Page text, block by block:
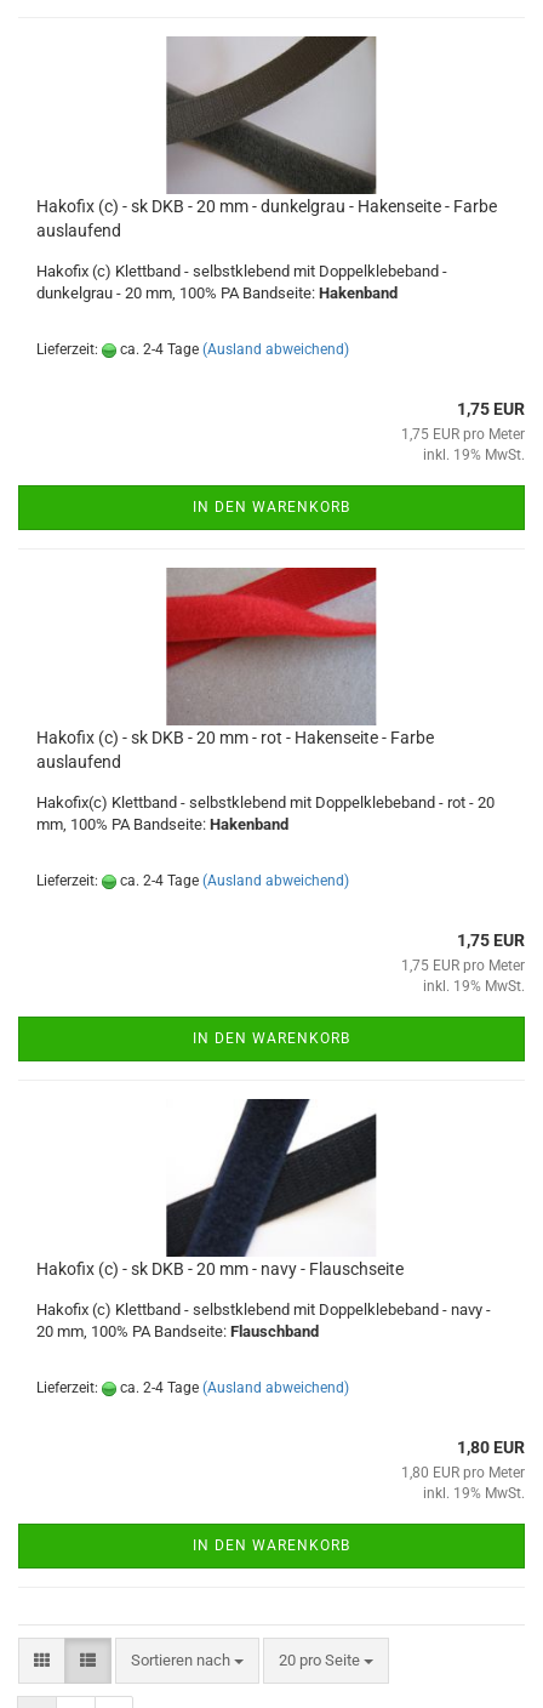
Hakofix (c) - sk DKB - 20 mm - dunkelgrau - Hakenseite - Farbe
auslaufend
Hakofix (c) Klettband - selbstklebend mit Doppelklebeband -
dunkelgrau - 20 mm, 100% PA Bandseite: Hakenband
Lieferzeit: ca. 2-4 Tage (Ausland abweichend)
1,75 EUR
1,75 EUR pro Meter
inkl. 19% MwSt.
IN DEN WARENKORB
Hakofix (c) - sk DKB - 20 mm - rot - Hakenseite - Farbe
auslaufend
Hakofix(c) Klettband - selbstklebend mit Doppelklebeband - rot - 20
mm, 100% PA Bandseite: Hakenband
Lieferzeit: ca. 2-4 Tage (Ausland abweichend)
1,75 EUR
1,75 EUR pro Meter
inkl. 19% MwSt.
IN DEN WARENKORB
Hakofix (c) - sk DKB - 20 mm - navy - Flauschseite
Hakofix (c) Klettband - selbstklebend mit Doppelklebeband - navy -
20 mm, 100% PA Bandseite: Flauschband
Lieferzeit: ca. 2-4 Tage (Ausland abweichend)
1,80 EUR
1,80 EUR pro Meter
inkl. 19% MwSt.
IN DEN WARENKORB
Sortieren nach
Sortieren nach 20 pro Seite
pro Seite